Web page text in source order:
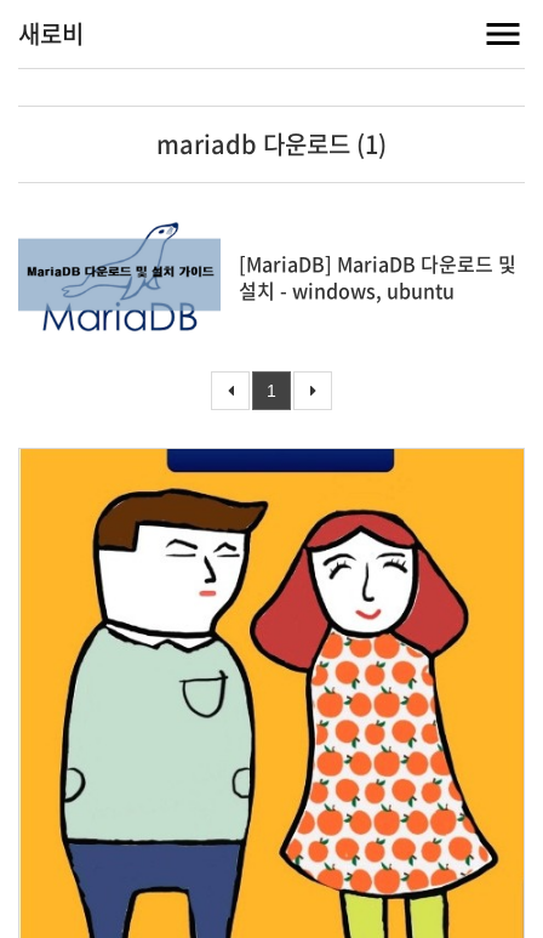
새로비
mariadb 다운로드 (1)
[MariaDB] MariaDB 다운로드 및
설치 - windows, ubuntu
1